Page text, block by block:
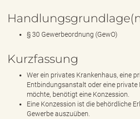
§ 30 Gewerbeordnung (GewO)
Kurzfassung
Wer ein privates Krankenhaus, eine
Entbindungsanstalt oder eine private
möchte, benötigt eine Konzession.
Eine Konzession ist die behördliche
Gewerbe auszuüben.